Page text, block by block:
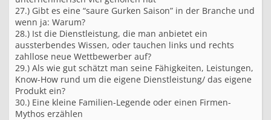
27.) Gibt es eine “saure Gurken Saison” in der Branche und
wenn ja: Warum?
28.) Ist die Dienstleistung, die man anbietet ein
aussterbendes Wissen, oder tauchen links und rechts
zahllose neue Wettbewerber auf?
29.) Als wie gut schätzt man seine Fähigkeiten, Leistungen,
Know-How rund um die eigene Dienstleistung/ das eigene
Produkt ein?
30.) Eine kleine Familien-Legende oder einen Firmen-
Mythos erzählen